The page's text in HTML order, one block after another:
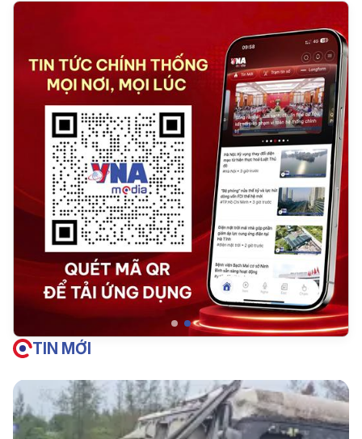
TIN MỚI